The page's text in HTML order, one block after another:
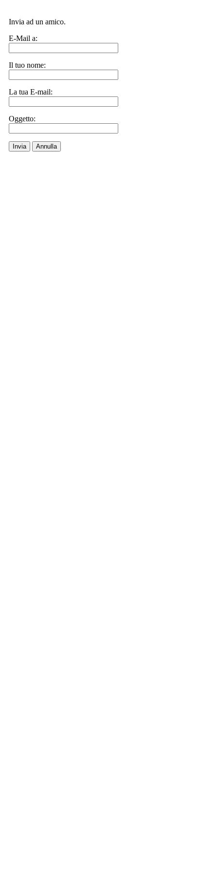
Invia ad un amico.
E-Mail a:
Il tuo nome:
La tua E-mail:
Oggetto:
Invia Annulla